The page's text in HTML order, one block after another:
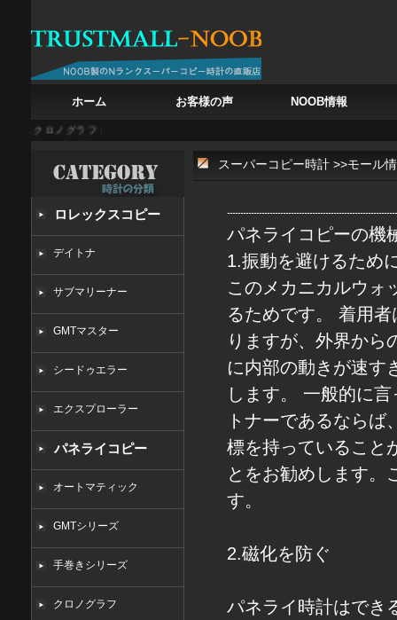
ホーム お客様の声 NOOB情報
クロノグラフ 黄金の翼を持つ時計：スカイドゥエラー336238が紡ぐ旅の調和
ロレックスコピー
デイトナ
サブマリーナー
GMTマスター
シードゥエラー
エクスプローラー
パネライコピー
オートマティック
GMTシリーズ
手巻きシリーズ
クロノグラフ
スーパーコピー時計 >>モール
パネライコピーの機
1.振動を避けるため
このメカニカルウォ
るためです。 着用
りますが、外界から
に内部の動きが速す
します。 一般的に
トナーであるなら
標を持っていること
とをお勧めします。
す。
2.磁化を防ぐ
パネライ時計はでき